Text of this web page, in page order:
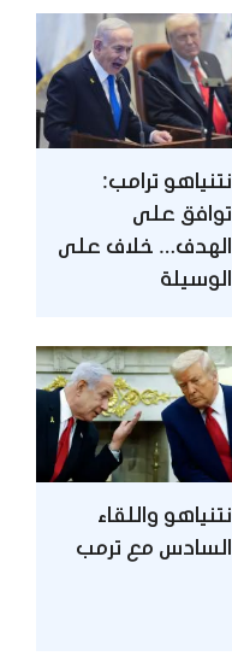
نتنياهو ترامب:
توافق على
الهدف… خلاف على
الوسيلة
نتنياهو واللقاء
السادس مع ترمب